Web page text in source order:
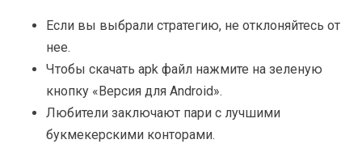
Если вы выбрали стратегию, не отклоняйтесь от
нее.
Чтобы скачать apk файл нажмите на зеленую
кнопку «Версия для Android».
Любители заключают пари с лучшими
букмекерскими конторами.